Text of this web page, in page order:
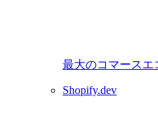
最大のコマースエ
Shopify.dev